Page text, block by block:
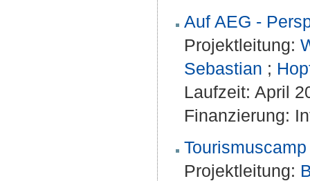
Auf AEG -
Projektleitung:
Sebastian ;
Laufzeit: April
Finanzierung:
Projektleitung: